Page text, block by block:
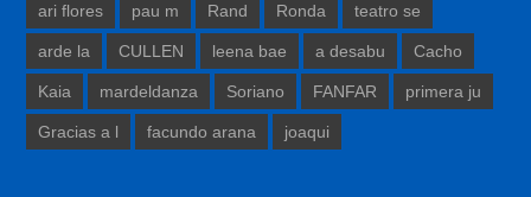
ari flores pau m Rand Ronda teatro se
arde la CULLEN leena bae a desabu Cacho
Kaia mardeldanza Soriano FANFAR primera ju
Gracias a l facundo arana joaqui